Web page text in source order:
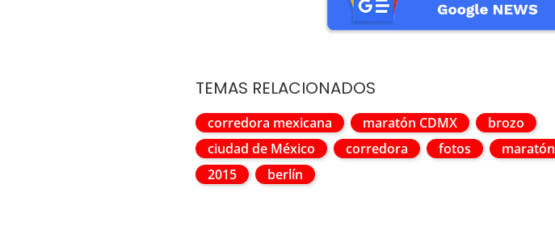
TEMAS RELACIONADOS
corredora mexicana maratón CDMX
brozo
ciudad de México
corredora fotos maratón
2015
berlín